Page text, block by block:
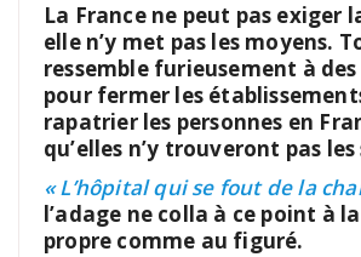
La France ne peut pas exiger
elle n’y met pas les moyens.
ressemble furieusement à
pour fermer les
rapatrier les personnes en
qu’elles n’y trouveront pas
« L’hôpital qui se fout de la
l’adage ne colla à ce point à
propre comme au figuré.